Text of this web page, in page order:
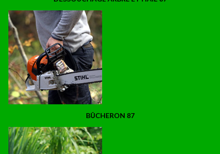
BÛCHERON 87